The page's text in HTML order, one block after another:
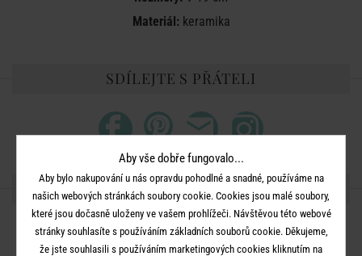
Materiál:keramika
SDÍLEJTE S PŘÁTELI
DALŠÍ PRODUKTY ZE SÉRIE
Aby vše dobře fungovalo...
Aby bylo nakupování u nás opravdu pohodlné a snadné, používáme na
našich webových stránkách soubory cookie. Cookies jsou malé soubory,
které jsou dočasně uloženy ve vašem prohlížeči. Návštěvou této webové
stránky souhlasíte s používáním základních souborů cookie. Děkujeme,
že jste souhlasili s používáním marketingových cookies kliknutím na